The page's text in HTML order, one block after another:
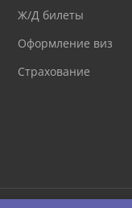
Ж/Д билеты
Оформление виз
Страхование